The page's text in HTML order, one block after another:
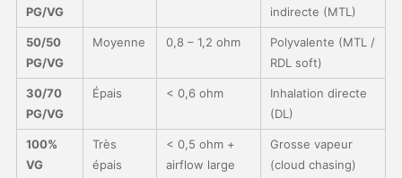
PG/VG
indirecte (MTL)
50/50
PG/VG
Moyenne 0,8 – 1,2 ohm
Polyvalente (MTL /
RDL soft)
30/70
PG/VG
Épais < 0,6 ohm
Inhalation directe
(DL)
100%
VG
Très
épais
< 0,5 ohm +
airflow large
Grosse vapeur
(cloud chasing)